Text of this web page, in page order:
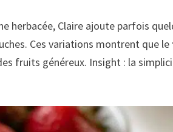
herbacée, Claire ajoute parfois
Ces variations montrent que le
fruits généreux. Insight : la